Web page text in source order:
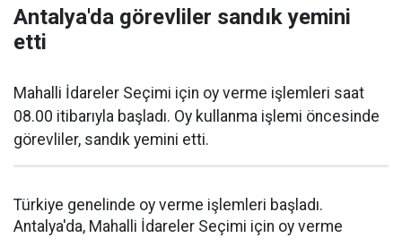
Antalya'da görevliler sandık yemini
etti
Mahalli İdareler Seçimi için oy verme işlemleri saat
08.00 itibarıyla başladı. Oy kullanma işlemi öncesinde
görevliler, sandık yemini etti.
Türkiye genelinde oy verme işlemleri başladı.
Antalya'da, Mahalli İdareler Seçimi için oy verme